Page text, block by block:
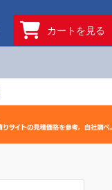
カートを見る